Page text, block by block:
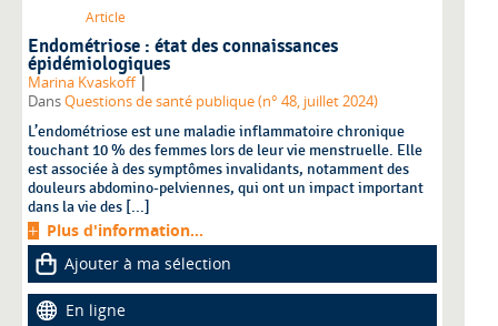
Article
Endométriose : état des connaissances
épidémiologiques
Marina Kvaskoff |
DansQuestions de santé publique (n° 48, juillet 2024)
L’endométriose est une maladie inflammatoire chronique
touchant 10 % des femmes lors de leur vie menstruelle. Elle
est associée à des symptômes invalidants, notamment des
douleurs abdomino-pelviennes, qui ont un impact important
dans la vie des [...]
Plus d'information...
Ajouter à ma sélection
En ligne